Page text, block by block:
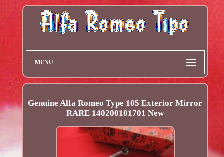
MENU
Genuine Alfa Romeo Type 105 Exterior Mirror
RARE 140200101701 New